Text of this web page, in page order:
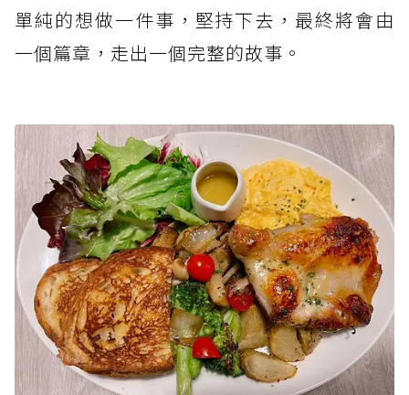
單純的想做一件事，堅持下去，最終將會由
一個篇章，走出一個完整的故事。